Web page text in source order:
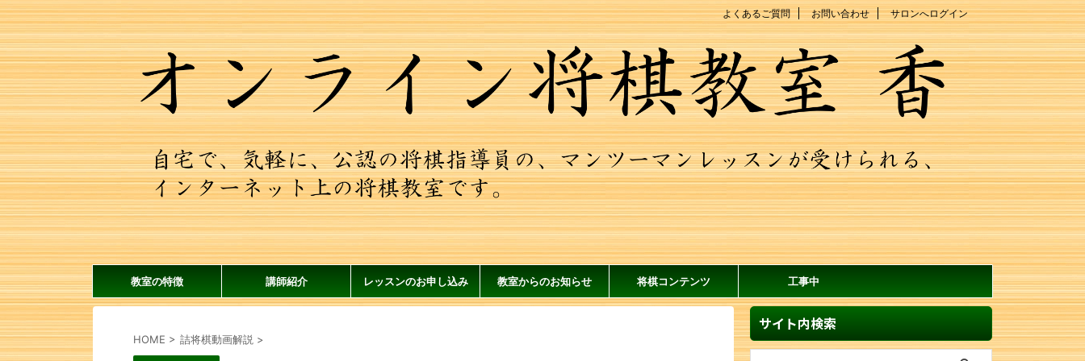
よくあるご質問 お問い合わせ サロンへログイン
教室の特徴 講師紹介 レッスンのお申し込み 教室からのお知らせ 将棋コンテンツ 工事中
HOME > 詰将棋動画解説 >
サイト内検索